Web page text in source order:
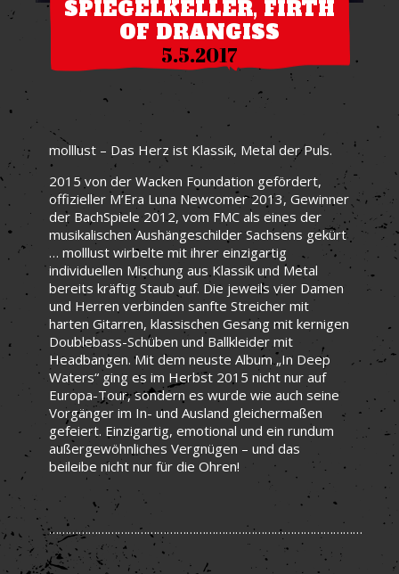
SPIEGELKELLER, FIRTH
OF DRANGISS
5.5.2017
molllust – Das Herz ist Klassik, Metal der Puls.
2015 von der Wacken Foundation gefördert,
offizieller M’Era Luna Newcomer 2013, Gewinner
der BachSpiele 2012, vom FMC als eines der
musikalischen Aushängeschilder Sachsens gekürt
… molllust wirbelte mit ihrer einzigartig
individuellen Mischung aus Klassik und Metal
bereits kräftig Staub auf. Die jeweils vier Damen
und Herren verbinden sanfte Streicher mit
harten Gitarren, klassischen Gesang mit kernigen
Doublebass-Schüben und Ballkleider mit
Headbangen. Mit dem neuste Album „In Deep
Waters“ ging es im Herbst 2015 nicht nur auf
Europa-Tour, sondern es wurde wie auch seine
Vorgänger im In- und Ausland gleichermaßen
gefeiert. Einzigartig, emotional und ein rundum
außergewöhnliches Vergnügen – und das
beileibe nicht nur für die Ohren!
……………………………………………………………………………………